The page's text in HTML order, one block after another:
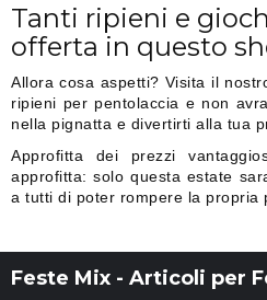
Tanti ripieni e
offerta in questo
Allora cosa aspetti? Visita il
ripieni per pentolaccia e non
nella pignatta e divertirti alla tua
Approfitta dei prezzi
approfitta: solo questa estate
a tutti di poter rompere la propria
Feste Mix - Articoli per